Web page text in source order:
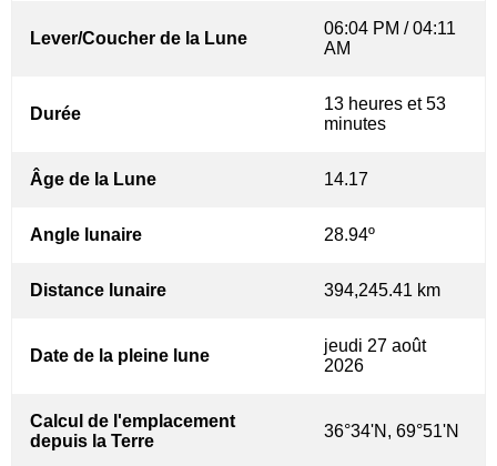
Lever/Coucher de la Lune
06:04 PM / 04:11
AM
Durée
13 heures et 53
minutes
Âge de la Lune 14.17
Angle lunaire 28.94º
Distance lunaire 394,245.41 km
Date de la pleine lune
jeudi 27 août
2026
Calcul de l'emplacement
depuis la Terre
36°34'N, 69°51'N